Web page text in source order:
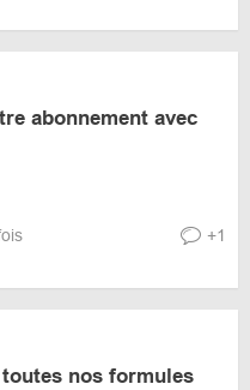
abonnement avec
+1
nos formules